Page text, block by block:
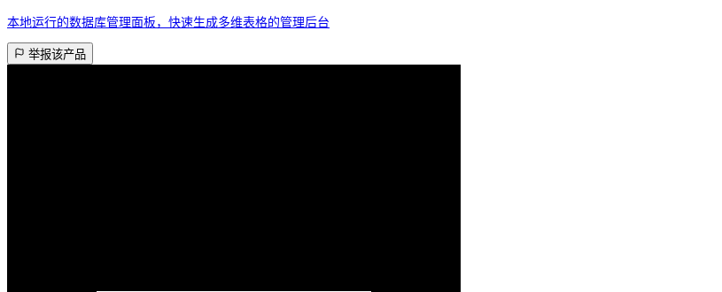
本地运行的数据库管理面板，快速生成多维表格的管理后台
举报该产品